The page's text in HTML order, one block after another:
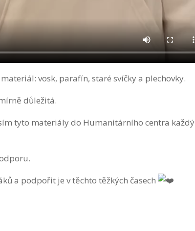
vosk, parafín, staré svíčky a plechovky.
důležitá.
tyto materiály do Humanitárního centra každý
a podpořit je v těchto těžkých časech